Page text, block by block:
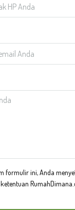
formulir ini, Anda